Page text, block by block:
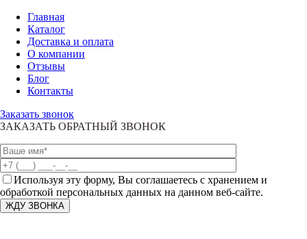
Главная
Каталог
Доставка и оплата
О компании
Отзывы
Блог
Контакты
Заказать звонок
ЗАКАЗАТЬ ОБРАТНЫЙ ЗВОНОК
Используя эту форму, Вы соглашаетесь с хранением и
обработкой персональных данных на данном веб-сайте.